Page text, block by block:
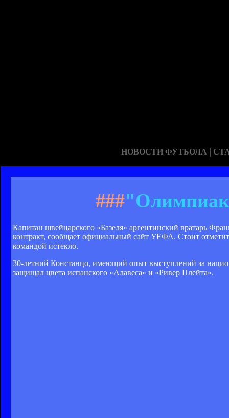
НОВОСТИ ФУТБОЛА |
###
Капитан швейцарского «Базеля» аргентинский вратарь
контракт, сообщает официальный сайт УЕФА. Стоит
командой истекло.
30-летний Констанцо, имеющий опыт выступлений за
защищал цвета испанского «Алавеса» и «Ривер Плейта».